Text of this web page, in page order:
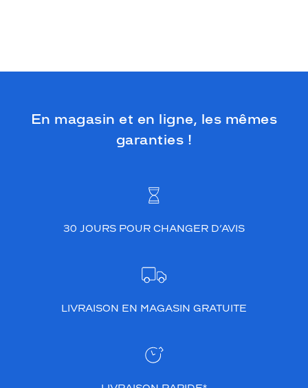
En magasin et en ligne, les mêmes
garanties !
30 JOURS POUR CHANGER D’AVIS
LIVRAISON EN MAGASIN GRATUITE